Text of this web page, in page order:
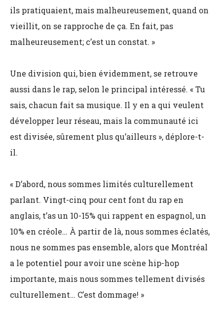
ils pratiquaient, mais malheureusement, quand on
vieillit, on se rapproche de ça. En fait, pas
malheureusement; c’est un constat. »
Une division qui, bien évidemment, se retrouve
aussi dans le rap, selon le principal intéressé. « Tu
sais, chacun fait sa musique. Il y en a qui veulent
développer leur réseau, mais la communauté ici
est divisée, sûrement plus qu’ailleurs », déplore-t-
il.
« D’abord, nous sommes limités culturellement
parlant. Vingt-cinq pour cent font du rap en
anglais, t’as un 10-15% qui rappent en espagnol, un
10% en créole… À partir de là, nous sommes éclatés,
nous ne sommes pas ensemble, alors que Montréal
a le potentiel pour avoir une scène hip-hop
importante, mais nous sommes tellement divisés
culturellement… C’est dommage! »